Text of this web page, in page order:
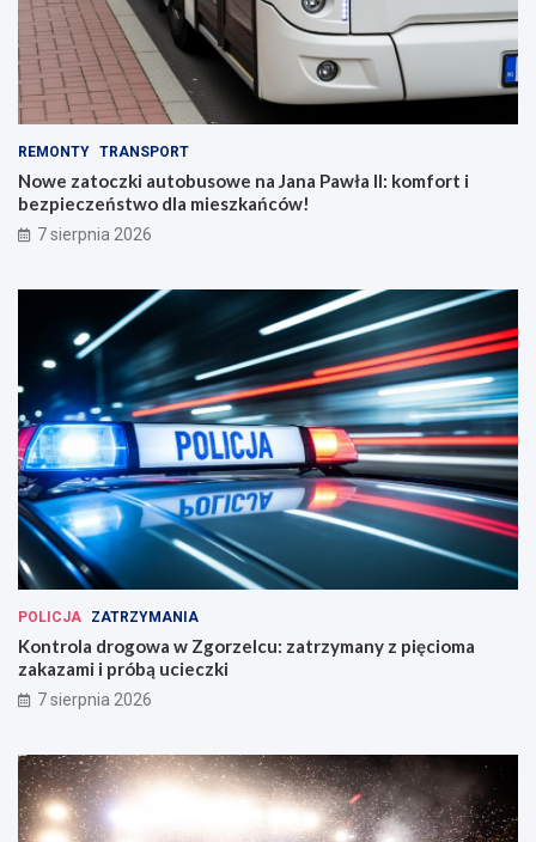
REMONTY TRANSPORT
Nowe zatoczki autobusowe na Jana Pawła II: komfort i
bezpieczeństwo dla mieszkańców!
7 sierpnia 2026
POLICJA ZATRZYMANIA
Kontrola drogowa w Zgorzelcu: zatrzymany z pięcioma
zakazami i próbą ucieczki
7 sierpnia 2026